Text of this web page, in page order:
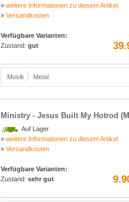
» weitere Informationen zu diesem Artikel
» Versandkosten
Verfügbare Varianten:
Zustand: gut
Musik Metal
Ministry - Jesus Built My Hotrod
Auf Lager
» weitere Informationen zu diesem Artikel
» Versandkosten
Verfügbare Varianten:
Zustand: sehr gut